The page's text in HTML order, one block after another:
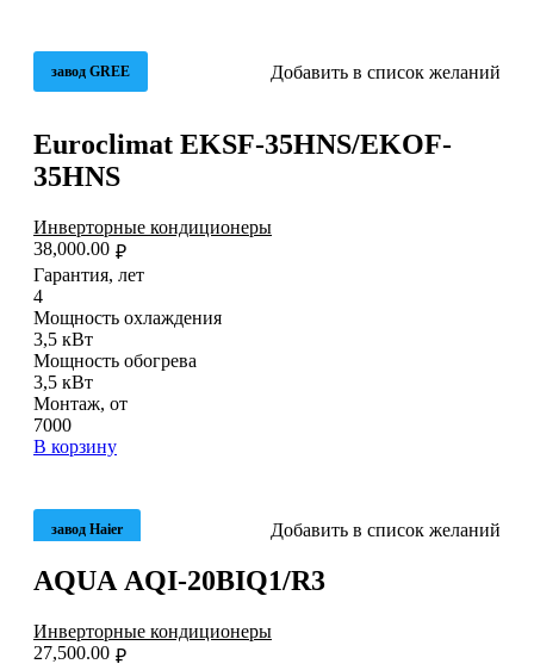
завод GREE Добавить в список желаний
Euroclimat EKSF-35HNS/EKOF-
35HNS
Инверторные кондиционеры
₽
38,000.00
Гарантия, лет
4
Мощность охлаждения
3,5 кВт
Мощность обогрева
3,5 кВт
Монтаж, от
7000
В корзину
завод Haier Добавить в список желаний
AQUA AQI-20BIQ1/R3
Инверторные кондиционеры
₽
27,500.00